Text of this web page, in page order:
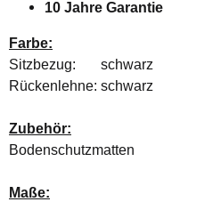
10 Jahre Garantie
Farbe:
Sitzbezug: schwarz
Rückenlehne: schwarz
Zubehör:
Bodenschutzmatten
Maße: